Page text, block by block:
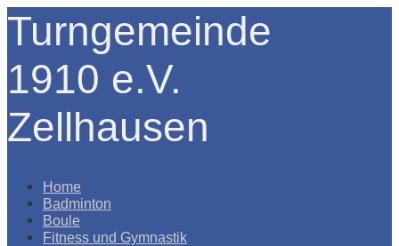
Turngemeinde
1910 e.V.
Zellhausen
Home
Badminton
Boule
Fitness und Gymnastik